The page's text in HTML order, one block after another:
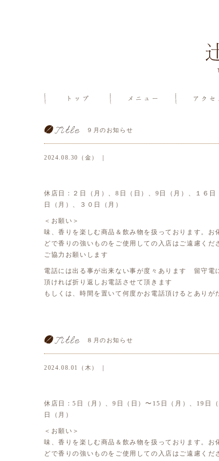
９月のお知らせ
2024.08.30（金） ｜
休店日：２日（月）、8日（日）、9日（月）、１６
日（月）、３０日（月）
＜お願い＞
味、香りを楽しむ商品＆飲み物を扱っております。お
どで香りの強いものをご使用しての入店はご遠慮くだ
ご協力お願いします
電話には出る事が出来ない事が度々あります 留守電
頂ければ折り返しお電話させて頂きます
もしくは、時間を置いて何度かお電話頂けるとありが
８月のお知らせ
2024.08.01（木） ｜
休店日：5日（月）、9日（日）〜15日（月）、19日
日（月）
＜お願い＞
味、香りを楽しむ商品＆飲み物を扱っております。お
どで香りの強いものをご使用しての入店はご遠慮くだ